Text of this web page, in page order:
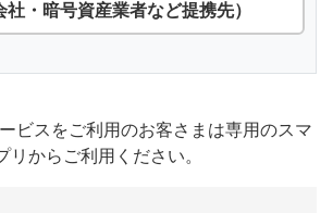
社・暗号資産業者など提携先）
ビスをご利用のお客さまは専用のスマ
リからご利用ください。